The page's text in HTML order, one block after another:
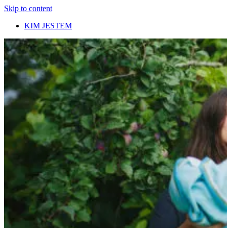
Skip to content
KIM JESTEM